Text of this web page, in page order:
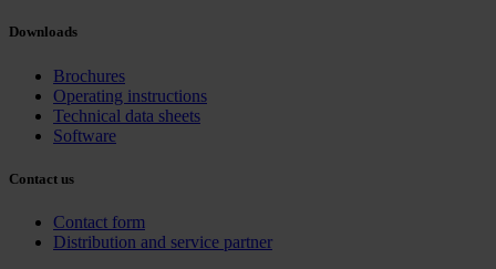
Downloads
Brochures
Operating instructions
Technical data sheets
Software
Contact us
Contact form
Distribution and service partner